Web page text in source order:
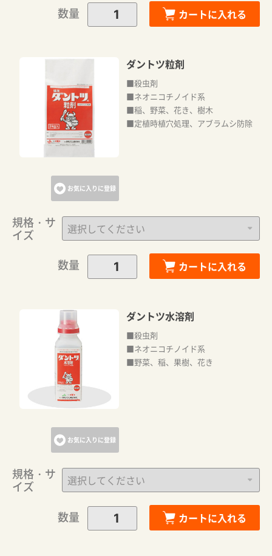
数量
カートに入れる
お気に入りに登録
ダントツ粒剤
■殺虫剤
■ネオニコチノイド系
■稲、野菜、花き、樹木
■定植時植穴処理、アブラムシ防除
規格・サ
イズ
数量
カートに入れる
お気に入りに登録
ダントツ水溶剤
■殺虫剤
■ネオニコチノイド系
■野菜、稲、果樹、花き
規格・サ
イズ
数量
カートに入れる